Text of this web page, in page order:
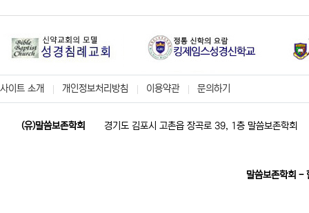
사이트 소개 개인정보처리방침 이용약관 문의하기
(유)말씀보존학회 경기도 김포시 고촌읍 장곡로 39, 1층 말씀보존학회
말씀보존학회 -